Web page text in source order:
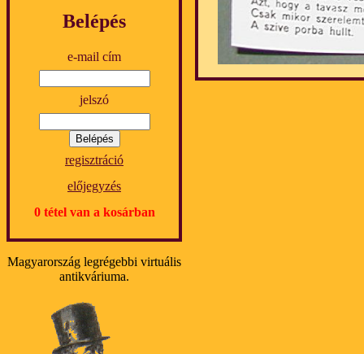
Belépés
e-mail cím
jelszó
regisztráció
előjegyzés
0 tétel van a kosárban
Magyarország legrégebbi virtuális
antikváriuma.